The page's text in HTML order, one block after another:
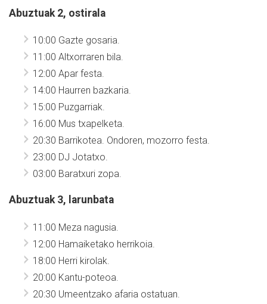
Abuztuak 2, ostirala
10:00 Gazte gosaria.
11:00 Altxorraren bila.
12:00 Apar festa.
14:00 Haurren bazkaria.
15:00 Puzgarriak.
16:00 Mus txapelketa.
20:30 Barrikotea. Ondoren, mozorro festa.
23:00 DJ Jotatxo.
03:00 Baratxuri zopa.
Abuztuak 3, larunbata
11:00 Meza nagusia.
12:00 Hamaiketako herrikoia.
18:00 Herri kirolak.
20:00 Kantu-poteoa.
20:30 Umeentzako afaria ostatuan.